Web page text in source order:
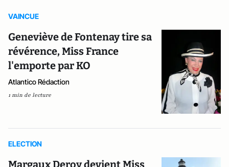
VAINCUE
Geneviève de Fontenay tire sa
révérence, Miss France
l'emporte par KO
Atlantico Rédaction
1 min de lecture
ELECTION
Margaux Deroy devient Miss